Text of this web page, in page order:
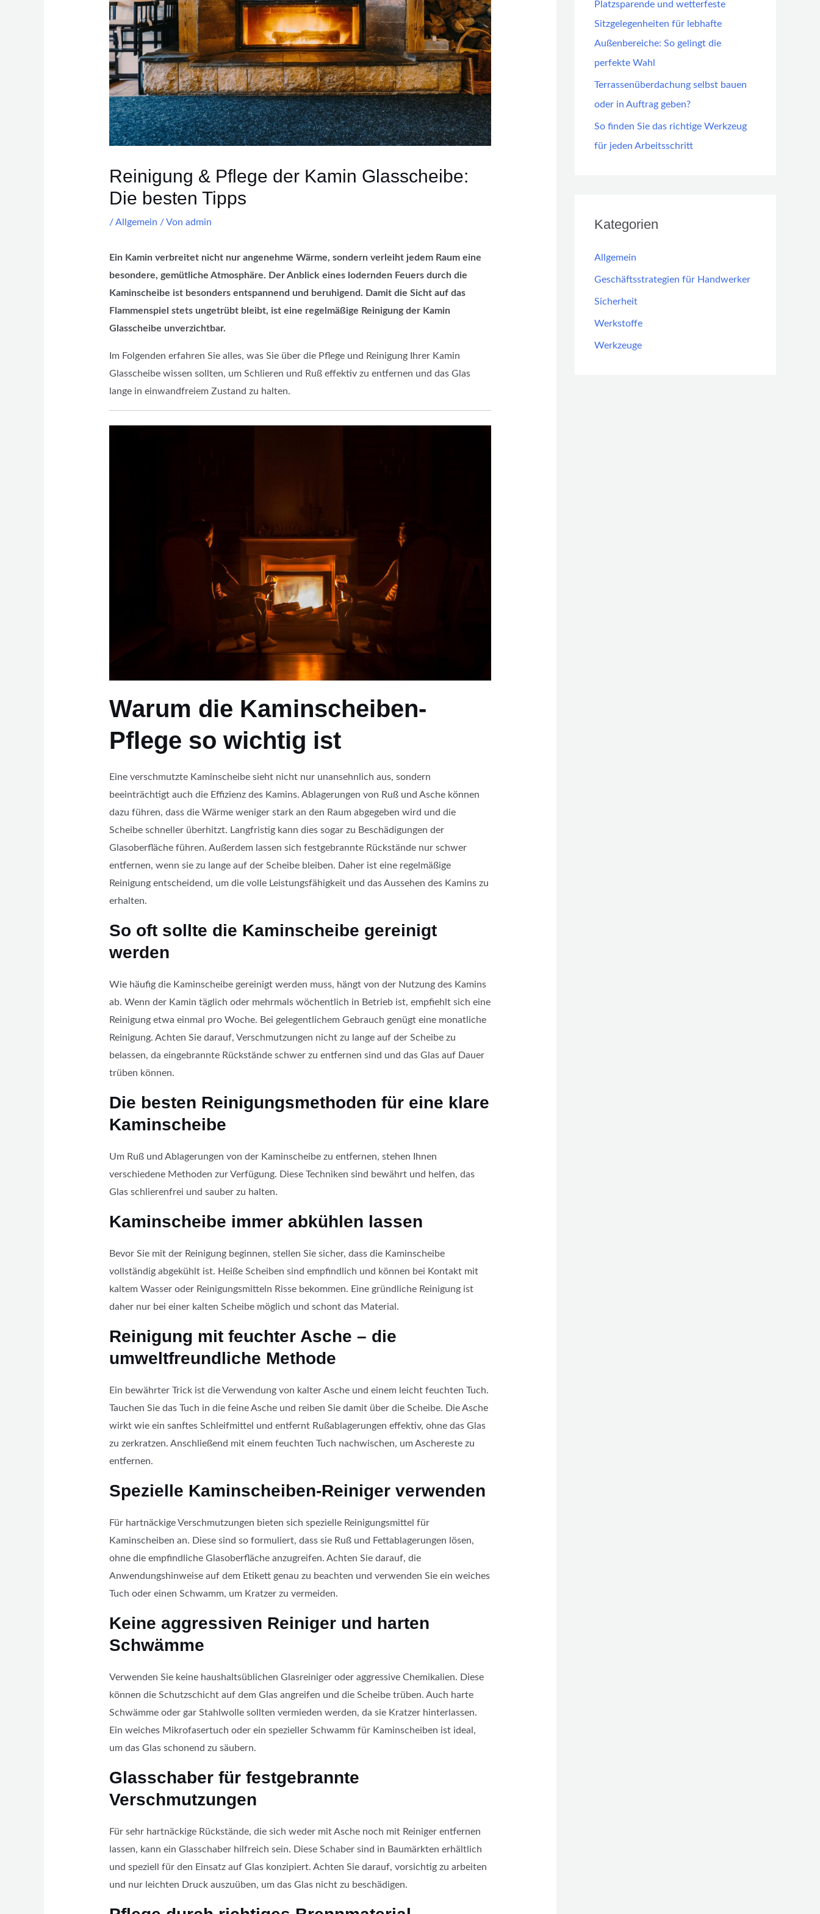
Reinigung & Pflege der Kamin Glasscheibe:
Die besten Tipps
/Allgemein / Von admin
Ein Kamin verbreitet nicht nur angenehme Wärme, sondern verleiht jedem Raum eine
besondere, gemütliche Atmosphäre. Der Anblick eines lodernden Feuers durch die
Kaminscheibe ist besonders entspannend und beruhigend. Damit die Sicht auf das
Flammenspiel stets ungetrübt bleibt, ist eine regelmäßige Reinigung der Kamin
Glasscheibe unverzichtbar.
Im Folgenden erfahren Sie alles, was Sie über die Pflege und Reinigung Ihrer Kamin
Glasscheibe wissen sollten, um Schlieren und Ruß effektiv zu entfernen und das Glas
lange in einwandfreiem Zustand zu halten.
Warum die Kaminscheiben-
Pflege so wichtig ist
Eine verschmutzte Kaminscheibe sieht nicht nur unansehnlich aus, sondern
beeinträchtigt auch die Effizienz des Kamins. Ablagerungen von Ruß und Asche können
dazu führen, dass die Wärme weniger stark an den Raum abgegeben wird und die
Scheibe schneller überhitzt. Langfristig kann dies sogar zu Beschädigungen der
Glasoberfläche führen. Außerdem lassen sich festgebrannte Rückstände nur schwer
entfernen, wenn sie zu lange auf der Scheibe bleiben. Daher ist eine regelmäßige
Reinigung entscheidend, um die volle Leistungsfähigkeit und das Aussehen des Kamins zu
erhalten.
So oft sollte die Kaminscheibe gereinigt
werden
Wie häufig die Kaminscheibe gereinigt werden muss, hängt von der Nutzung des Kamins
ab. Wenn der Kamin täglich oder mehrmals wöchentlich in Betrieb ist, empfiehlt sich eine
Reinigung etwa einmal pro Woche. Bei gelegentlichem Gebrauch genügt eine monatliche
Reinigung. Achten Sie darauf, Verschmutzungen nicht zu lange auf der Scheibe zu
belassen, da eingebrannte Rückstände schwer zu entfernen sind und das Glas auf Dauer
trüben können.
Die besten Reinigungsmethoden für eine klare
Kaminscheibe
Um Ruß und Ablagerungen von der Kaminscheibe zu entfernen, stehen Ihnen
verschiedene Methoden zur Verfügung. Diese Techniken sind bewährt und helfen, das
Glas schlierenfrei und sauber zu halten.
Kaminscheibe immer abkühlen lassen
Bevor Sie mit der Reinigung beginnen, stellen Sie sicher, dass die Kaminscheibe
vollständig abgekühlt ist. Heiße Scheiben sind empfindlich und können bei Kontakt mit
kaltem Wasser oder Reinigungsmitteln Risse bekommen. Eine gründliche Reinigung ist
daher nur bei einer kalten Scheibe möglich und schont das Material.
Reinigung mit feuchter Asche – die
umweltfreundliche Methode
Ein bewährter Trick ist die Verwendung von kalter Asche und einem leicht feuchten Tuch.
Tauchen Sie das Tuch in die feine Asche und reiben Sie damit über die Scheibe. Die Asche
wirkt wie ein sanftes Schleifmittel und entfernt Rußablagerungen effektiv, ohne das Glas
zu zerkratzen. Anschließend mit einem feuchten Tuch nachwischen, um Aschereste zu
entfernen.
Spezielle Kaminscheiben-Reiniger verwenden
Für hartnäckige Verschmutzungen bieten sich spezielle Reinigungsmittel für
Kaminscheiben an. Diese sind so formuliert, dass sie Ruß und Fettablagerungen lösen,
ohne die empfindliche Glasoberfläche anzugreifen. Achten Sie darauf, die
Anwendungshinweise auf dem Etikett genau zu beachten und verwenden Sie ein weiches
Tuch oder einen Schwamm, um Kratzer zu vermeiden.
Keine aggressiven Reiniger und harten
Schwämme
Verwenden Sie keine haushaltsüblichen Glasreiniger oder aggressive Chemikalien. Diese
können die Schutzschicht auf dem Glas angreifen und die Scheibe trüben. Auch harte
Schwämme oder gar Stahlwolle sollten vermieden werden, da sie Kratzer hinterlassen.
Ein weiches Mikrofasertuch oder ein spezieller Schwamm für Kaminscheiben ist ideal,
um das Glas schonend zu säubern.
Glasschaber für festgebrannte
Verschmutzungen
Für sehr hartnäckige Rückstände, die sich weder mit Asche noch mit Reiniger entfernen
lassen, kann ein Glasschaber hilfreich sein. Diese Schaber sind in Baumärkten erhältlich
und speziell für den Einsatz auf Glas konzipiert. Achten Sie darauf, vorsichtig zu arbeiten
und nur leichten Druck auszuüben, um das Glas nicht zu beschädigen.
Platzsparende und wetterfeste
Sitzgelegenheiten für lebhafte
Außenbereiche: So gelingt die
perfekte Wahl
Terrassenüberdachung selbst bauen
oder in Auftrag geben?
So finden Sie das richtige Werkzeug
für jeden Arbeitsschritt
Kategorien
Allgemein
Geschäftsstrategien für Handwerker
Sicherheit
Werkstoffe
Werkzeuge